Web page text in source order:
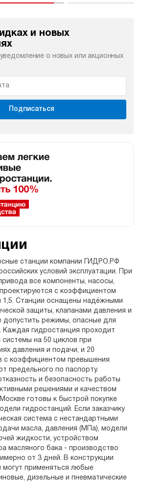
и новых
о новых или акционных
Подписаться
станции компании ГИДРО.РФ
условий эксплуатации. При
все компоненты, насосы,
с коэффициентом
1,5. Станции оснащены надёжными
защиты, клапанами давления и
допустить режимы, опасные для
Каждая гидростанция проходит
на 50 циклов при
давления и подачи, и 20
с коэффициентом превышения
предельного по паспорту.
и безопасность работы
решениями и качеством
готовы к быстрой покупке
гидростанций. Если заказчику
система с нестандартными
масла, давления (МПа), модели
жидкости, устройством
масляного бака - производство
от 3 дней. В конструкции
могут применяться любые
дизельные и пневматические